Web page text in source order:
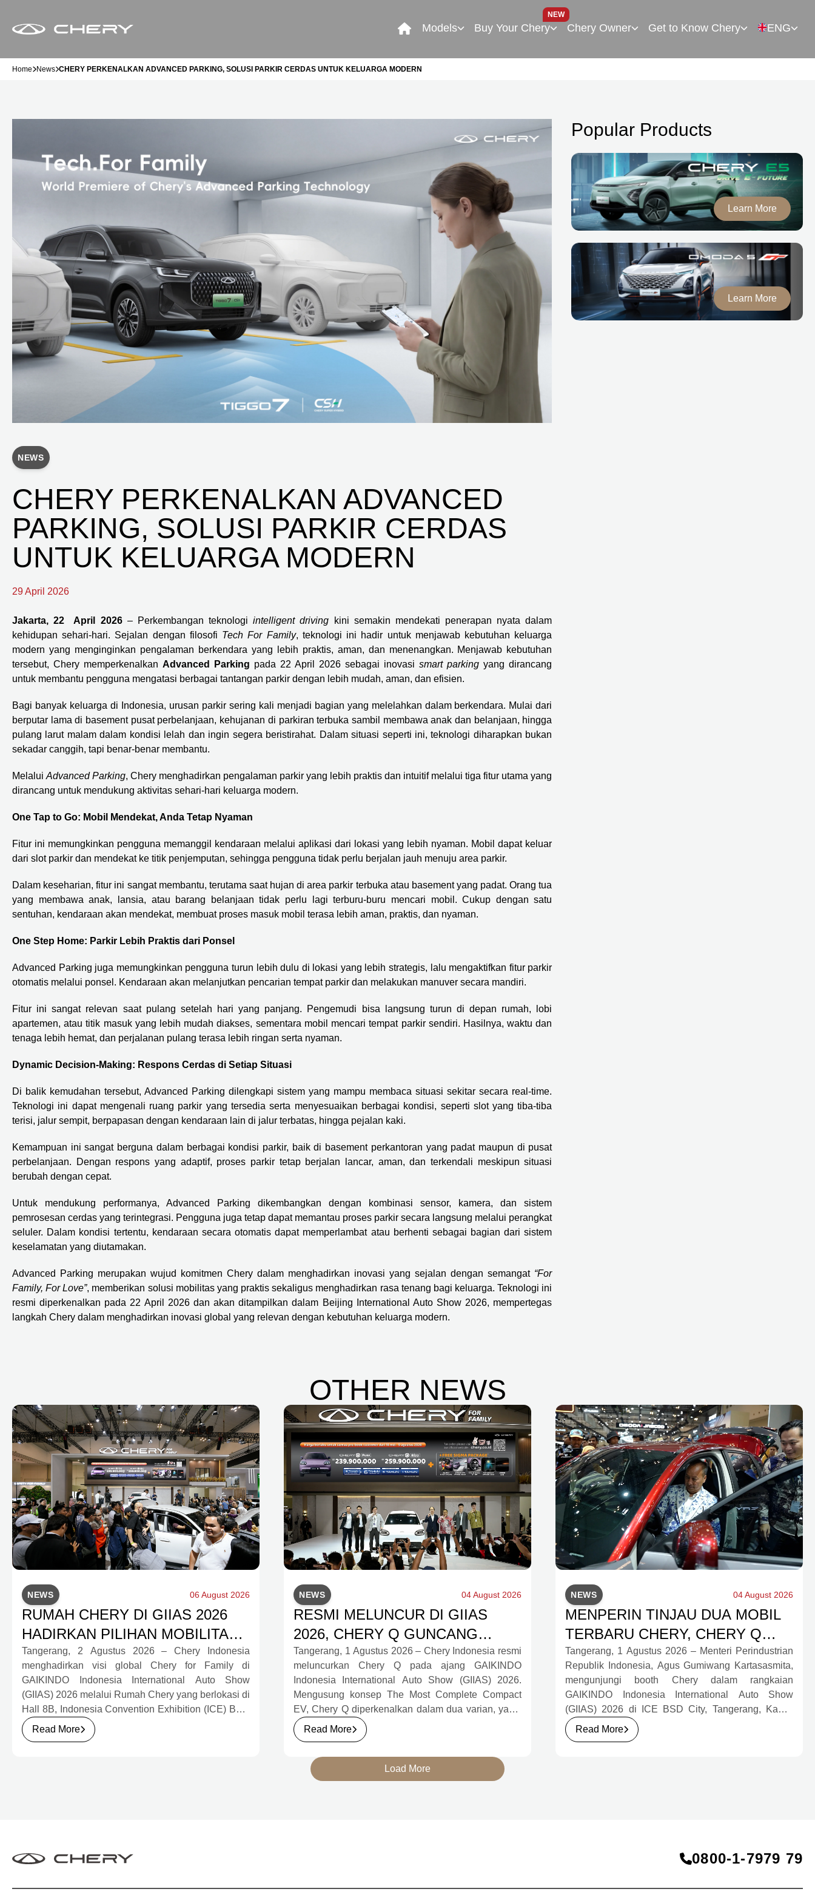
Models Buy Your Chery
NEW
Chery Owner Get to Know Chery ENG
Home News CHERY PERKENALKAN ADVANCED PARKING, SOLUSI PARKIR CERDAS UNTUK KELUARGA MODERN
NEWS
CHERY PERKENALKAN ADVANCED
PARKING, SOLUSI PARKIR CERDAS
UNTUK KELUARGA MODERN
29 April 2026
Jakarta, 22 April 2026– Perkembangan teknologiintelligent driving kini semakin mendekati penerapan nyata dalam
kehidupan sehari-hari. Sejalan dengan filosofi Tech For Family, teknologi ini hadir untuk menjawab kebutuhan keluarga
modern yang menginginkan pengalaman berkendara yang lebih praktis, aman, dan menenangkan. Menjawab kebutuhan
tersebut, Chery memperkenalkanAdvanced Parking pada 22 April 2026 sebagai inovasismart parking yang dirancang
untuk membantu pengguna mengatasi berbagai tantangan parkir dengan lebih mudah, aman, dan efisien.
Bagi banyak keluarga di Indonesia, urusan parkir sering kali menjadi bagian yang melelahkan dalam berkendara. Mulai dari
berputar lama di basement pusat perbelanjaan, kehujanan di parkiran terbuka sambil membawa anak dan belanjaan, hingga
pulang larut malam dalam kondisi lelah dan ingin segera beristirahat. Dalam situasi seperti ini, teknologi diharapkan bukan
sekadar canggih, tapi benar-benar membantu.
MelaluiAdvanced Parking, Chery menghadirkan pengalaman parkir yang lebih praktis dan intuitif melalui tiga fitur utama yang
dirancang untuk mendukung aktivitas sehari-hari keluarga modern.
One Tap to Go: Mobil Mendekat, Anda Tetap Nyaman
Fitur ini memungkinkan pengguna memanggil kendaraan melalui aplikasi dari lokasi yang lebih nyaman. Mobil dapat keluar
dari slot parkir dan mendekat ke titik penjemputan, sehingga pengguna tidak perlu berjalan jauh menuju area parkir.
Dalam keseharian, fitur ini sangat membantu, terutama saat hujan di area parkir terbuka atau basement yang padat. Orang tua
yang membawa anak, lansia, atau barang belanjaan tidak perlu lagi terburu-buru mencari mobil. Cukup dengan satu
sentuhan, kendaraan akan mendekat, membuat proses masuk mobil terasa lebih aman, praktis, dan nyaman.
One Step Home: Parkir Lebih Praktis dari Ponsel
Advanced Parking juga memungkinkan pengguna turun lebih dulu di lokasi yang lebih strategis, lalu mengaktifkan fitur parkir
otomatis melalui ponsel. Kendaraan akan melanjutkan pencarian tempat parkir dan melakukan manuver secara mandiri.
Fitur ini sangat relevan saat pulang setelah hari yang panjang. Pengemudi bisa langsung turun di depan rumah, lobi
apartemen, atau titik masuk yang lebih mudah diakses, sementara mobil mencari tempat parkir sendiri. Hasilnya, waktu dan
tenaga lebih hemat, dan perjalanan pulang terasa lebih ringan serta nyaman.
Dynamic Decision-Making: Respons Cerdas di Setiap Situasi
Di balik kemudahan tersebut, Advanced Parking dilengkapi sistem yang mampu membaca situasi sekitar secara real-time.
Teknologi ini dapat mengenali ruang parkir yang tersedia serta menyesuaikan berbagai kondisi, seperti slot yang tiba-tiba
terisi, jalur sempit, berpapasan dengan kendaraan lain di jalur terbatas, hingga pejalan kaki.
Kemampuan ini sangat berguna dalam berbagai kondisi parkir, baik di basement perkantoran yang padat maupun di pusat
perbelanjaan. Dengan respons yang adaptif, proses parkir tetap berjalan lancar, aman, dan terkendali meskipun situasi
berubah dengan cepat.
Untuk mendukung performanya, Advanced Parking dikembangkan dengan kombinasi sensor, kamera, dan sistem
pemrosesan cerdas yang terintegrasi. Pengguna juga tetap dapat memantau proses parkir secara langsung melalui perangkat
seluler. Dalam kondisi tertentu, kendaraan secara otomatis dapat memperlambat atau berhenti sebagai bagian dari sistem
keselamatan yang diutamakan.
Advanced Parking merupakan wujud komitmen Chery dalam menghadirkan inovasi yang sejalan dengan semangat “For
Family, For Love”, memberikan solusi mobilitas yang praktis sekaligus menghadirkan rasa tenang bagi keluarga. Teknologi ini
resmi diperkenalkan pada 22 April 2026 dan akan ditampilkan dalam Beijing International Auto Show 2026, mempertegas
langkah Chery dalam menghadirkan inovasi global yang relevan dengan kebutuhan keluarga modern.
Popular Products
Learn More
Learn More
OTHER NEWS
NEWS 06 August 2026
RUMAH CHERY DI GIIAS 2026
HADIRKAN PILIHAN MOBILITAS
LENGKAP DAN PROGRAM
APRESIASI KONSUMEN
BERNILAI HAMPIR RP1 MILIAR
Tangerang, 2 Agustus 2026 – Chery Indonesia
menghadirkan visi global Chery for Family di
GAIKINDO Indonesia International Auto Show
(GIIAS) 2026 melalui Rumah Chery yang berlokasi di
Hall 8B, Indonesia Convention Exhibition (ICE) BSD
City. Mengusung konsep rumah yang hangat dan
inklusif, Chery menghadirkan pengalaman
Read More
NEWS 04 August 2026
RESMI MELUNCUR DI GIIAS
2026, CHERY Q GUNCANG
PASAR OTOMOTIF MELALUI
HARGA SPESIAL MULAI RP239,9
JUTA
Tangerang, 1 Agustus 2026 – Chery Indonesia resmi
meluncurkan Chery Q pada ajang GAIKINDO
Indonesia International Auto Show (GIIAS) 2026.
Mengusung konsep The Most Complete Compact
EV, Chery Q diperkenalkan dalam dua varian, yakni
Chery Q Pure dan Chery Q Rizz, untuk
mengakomodasi kebutuhan mobilitas serta
Read More
NEWS 04 August 2026
MENPERIN TINJAU DUA MOBIL
TERBARU CHERY, CHERY Q
DAN J6T CSH YANG JADI
SOROTAN DI GIIAS 2026
Tangerang, 1 Agustus 2026 – Menteri Perindustrian
Republik Indonesia, Agus Gumiwang Kartasasmita,
mengunjungi booth Chery dalam rangkaian
GAIKINDO Indonesia International Auto Show
(GIIAS) 2026 di ICE BSD City, Tangerang, Kamis
(30/7). Dalam kunjungan tersebut, Menteri
Perindustrian meninjau dua produk elektrifikasi
Read More
Load More
0800‑1‑7979 79